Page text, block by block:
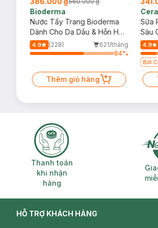
Bioderma
Nước Tẩy Trang Bioderma
Dành Cho Da Dầu & Hỗn Hợp
500ml
4.9 (228)
621/tháng
64%
Thêm giỏ hàng
Sữa
Sâu
Dầu
4.9
Bill
Thanh toán khi nhận hàng
Thanh toán
khi nhận
hàng
HỖ TRỢ KHÁCH HÀNG